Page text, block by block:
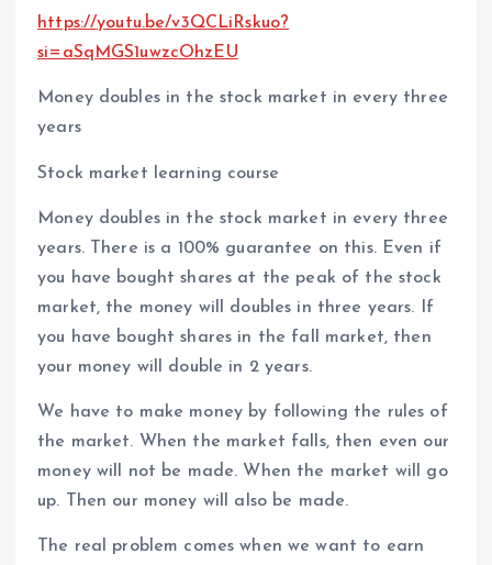
https://youtu.be/v3QCLiRskuo?
si=aSqMGS1uwzcOhzEU
Money doubles in the stock market in every three
years
Stock market learning course
Money doubles in the stock market in every three
years. There is a 100% guarantee on this. Even if
you have bought shares at the peak of the stock
market, the money will doubles in three years. If
you have bought shares in the fall market, then
your money will double in 2 years.
We have to make money by following the rules of
the market. When the market falls, then even our
money will not be made. When the market will go
up. Then our money will also be made.
The real problem comes when we want to earn